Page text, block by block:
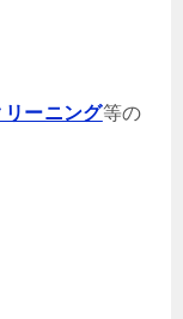
ーニング等の